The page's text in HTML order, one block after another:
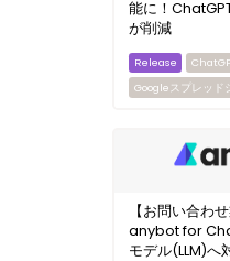
能に！
が削減
Googleスプレッド
【お問い合わ
anybot for
モデル(LLM)へ